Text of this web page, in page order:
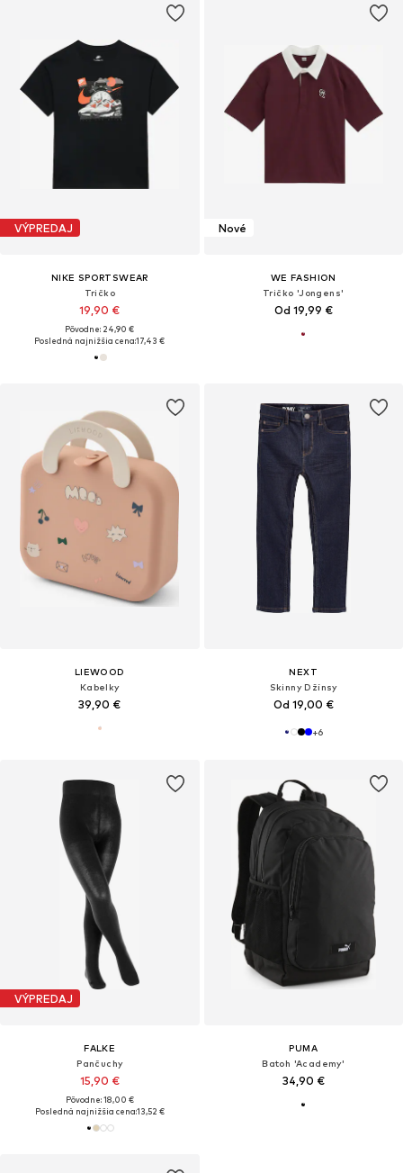
VÝPREDAJ
NIKE SPORTSWEAR
Tričko
19,90 €
Pôvodne: 24,90 €
Posledná najnižšia cena:17,43 €
Nové
WE FASHION
Tričko 'Jongens'
Od 19,99 €
LIEWOOD
Kabelky
39,90 €
NEXT
Skinny Džínsy
Od 19,00 €
+6
VÝPREDAJ
FALKE
Pančuchy
15,90 €
Pôvodne: 18,00 €
Posledná najnižšia cena:13,52 €
PUMA
Batoh 'Academy'
34,90 €